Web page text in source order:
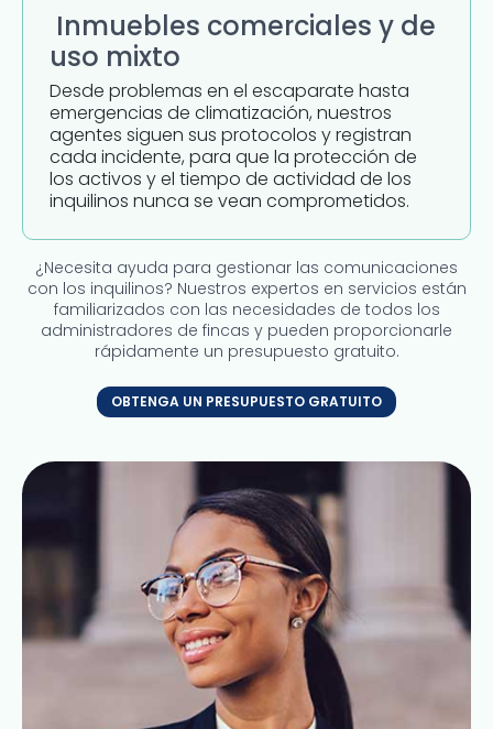
Inmuebles comerciales y de
uso mixto
Desde problemas en el escaparate hasta
emergencias de climatización, nuestros
agentes siguen sus protocolos y registran
cada incidente, para que la protección de
los activos y el tiempo de actividad de los
inquilinos nunca se vean comprometidos.
¿Necesita ayuda para gestionar las comunicaciones
con los inquilinos? Nuestros expertos en servicios están
familiarizados con las necesidades de todos los
administradores de fincas y pueden proporcionarle
rápidamente un presupuesto gratuito.
OBTENGA UN PRESUPUESTO GRATUITO